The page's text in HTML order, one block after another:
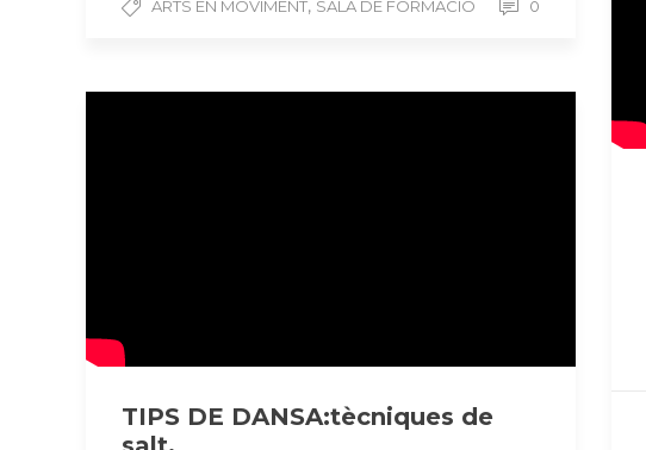
ARTS EN MOVIMENT, SALA DE FORMACIÓ 0
TIPS DE DANSA:tècniques de